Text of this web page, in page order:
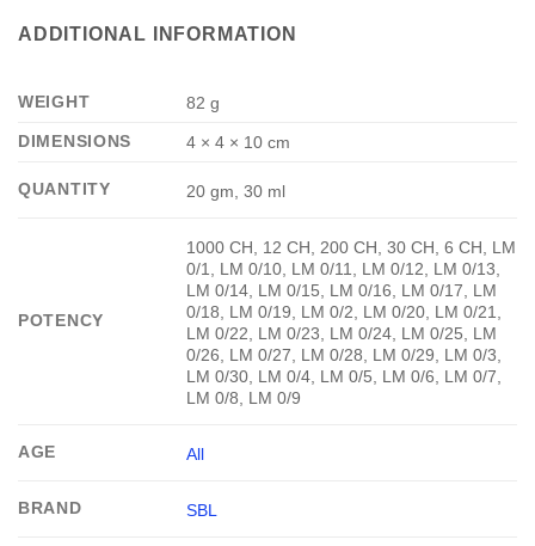
ADDITIONAL INFORMATION
WEIGHT
82 g
DIMENSIONS
4 × 4 × 10 cm
QUANTITY 20 gm, 30 ml
POTENCY
1000 CH, 12 CH, 200 CH, 30 CH, 6 CH, LM
0/1, LM 0/10, LM 0/11, LM 0/12, LM 0/13,
LM 0/14, LM 0/15, LM 0/16, LM 0/17, LM
0/18, LM 0/19, LM 0/2, LM 0/20, LM 0/21,
LM 0/22, LM 0/23, LM 0/24, LM 0/25, LM
0/26, LM 0/27, LM 0/28, LM 0/29, LM 0/3,
LM 0/30, LM 0/4, LM 0/5, LM 0/6, LM 0/7,
LM 0/8, LM 0/9
AGE All
BRAND SBL